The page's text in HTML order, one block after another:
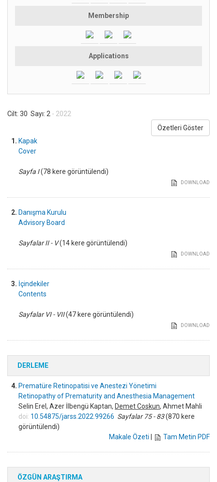
Membership
Applications
Cilt: 30 Sayı: 2 - 2022
Özetleri Göster
1. Kapak
Cover
Sayfa I(78 kere görüntülendi)
DOWNLOAD
2. Danışma Kurulu
Advisory Board
Sayfalar II - V(14 kere görüntülendi)
DOWNLOAD
3. İçindekiler
Contents
Sayfalar VI - VII(47 kere görüntülendi)
DOWNLOAD
DERLEME
4. Prematüre Retinopatisi ve Anestezi Yönetimi
Retinopathy of Prematurity and Anesthesia Management
Selin Erel, Azer İlbengü Kaptan, Demet Coskun, Ahmet Mahli
doi: 10.54875/jarss.2022.99266 Sayfalar 75 - 83(870 kere
görüntülendi)
Makale Özeti
Tam Metin PDF
ÖZGÜN ARAŞTIRMA